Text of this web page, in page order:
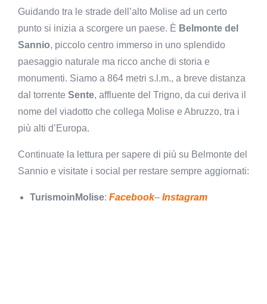
Guidando tra le strade dell’alto Molise ad un certo
punto si inizia a scorgere un paese. È Belmonte del
Sannio, piccolo centro immerso in uno splendido
paesaggio naturale ma ricco anche di storia e
monumenti. Siamo a 864 metri s.l.m., a breve distanza
dal torrente Sente, affluente del Trigno, da cui deriva il
nome del viadotto che collega Molise e Abruzzo, tra i
più alti d’Europa.
Continuate la lettura per sapere di più su Belmonte del
Sannio e visitate i social per restare sempre aggiornati:
TurismoinMolise: Facebook– Instagram